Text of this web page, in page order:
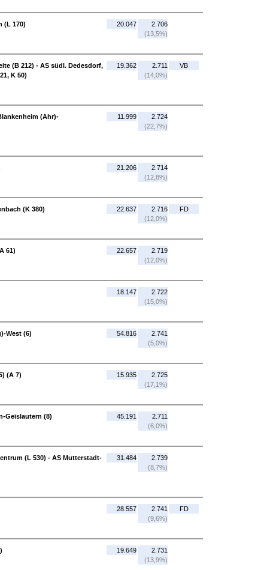
(L 170)
20.047
2.706
(13,5%)
(B 212) - AS südl. Dedesdorf,
K 50)
19.362
2.711
(14,0%)
VB
(Ahr)-
11.999
2.724
(22,7%)
21.206
2.714
(12,8%)
(K 380)
22.637
2.716
(12,0%)
FD
61)
22.657
2.719
(12,0%)
18.147
2.722
(15,0%)
West (6)
54.816
2.741
(5,0%)
(A 7)
15.935
2.725
(17,1%)
Geislautern (8)
45.191
2.711
(6,0%)
(L 530) - AS Mutterstadt-
31.484
2.739
(8,7%)
28.557
2.741
(9,6%)
FD
19.649
2.731
(13,9%)